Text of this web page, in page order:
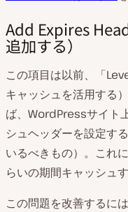
Add Expires
追加する）
この項目は以前、「
キャッシュを活用する
ば、WordPressサイト
シュヘッダーを設定す
いるべきもの）。これ
らいの期間キャッシュ
この問題を改善するに